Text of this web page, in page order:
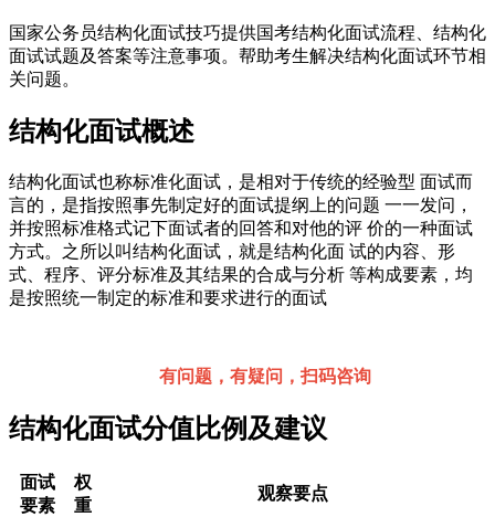
国家公务员结构化面试技巧提供国考结构化面试流程、结构化
面试试题及答案等注意事项。帮助考生解决结构化面试环节相
关问题。
结构化面试概述
结构化面试也称标准化面试，是相对于传统的经验型 面试而
言的，是指按照事先制定好的面试提纲上的问题 一一发问，
并按照标准格式记下面试者的回答和对他的评 价的一种面试
方式。之所以叫结构化面试，就是结构化面 试的内容、形
式、程序、评分标准及其结果的合成与分析 等构成要素，均
是按照统一制定的标准和要求进行的面试
有问题，有疑问，扫码咨询
结构化面试分值比例及建议
面试
要素
权
重
观察要点